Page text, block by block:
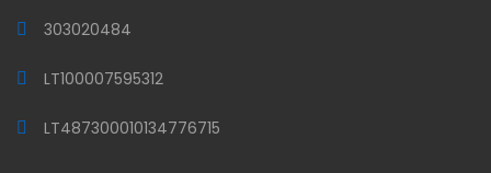
303020484
LT100007595312
LT487300010134776715